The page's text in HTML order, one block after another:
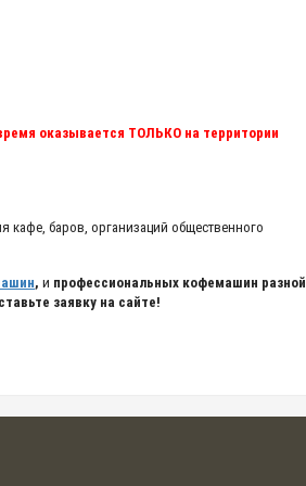
оказывается ТОЛЬКО на территории
кафе, баров, организаций общественного
, и профессиональных кофемашин разной
заявку на сайте!